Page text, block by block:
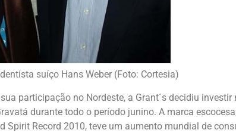
suíço Hans Weber (Foto: Cortesia)
participação no Nordeste, a Grant´s decidiu
durante todo o período junino. A marca
Spirit Record 2010, teve um aumento mundial de